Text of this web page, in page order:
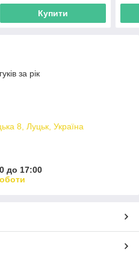
Купити
за рік
8, Луцьк, Україна
до 17:00